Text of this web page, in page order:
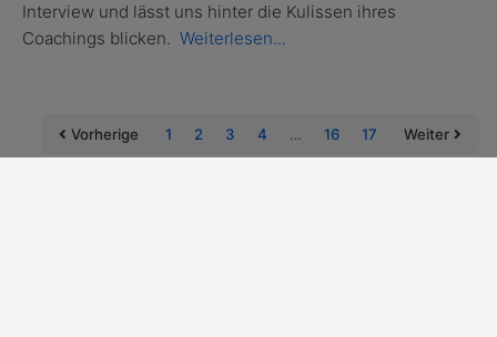
Interview und lässt uns hinter die Kulissen ihres
Coachings blicken. Weiterlesen...
Vorherige 1 2 3 4 … 16 17 Weiter